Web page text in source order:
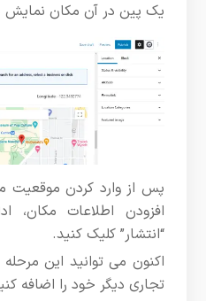
یک پین در آن مکان نمایش
پس از وارد کردن موقعیت
افزودن اطلاعات مکان،
“انتشار” کلیک کنید.
اکنون می توانید این
تجاری دیگر خود را اضافه